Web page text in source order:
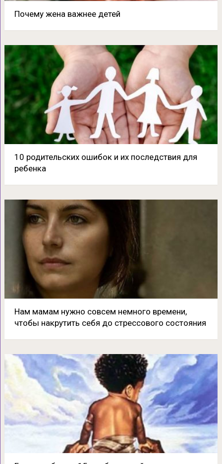
Почему жена важнее детей
10 родительских ошибок и их последствия для
ребенка
Нам мамам нужно совсем немного времени,
чтобы накрутить себя до стрессового состояния